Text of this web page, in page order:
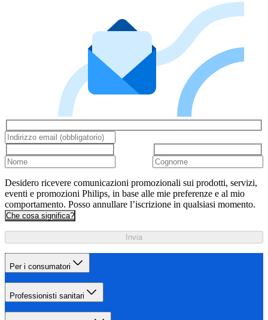
Desidero ricevere comunicazioni promozionali sui prodotti, servizi,
eventi e promozioni Philips, in base alle mie preferenze e al mio
comportamento. Posso annullare l’iscrizione in qualsiasi momento.
Che cosa significa?
Invia
Per i consumatori
Professionisti sanitari